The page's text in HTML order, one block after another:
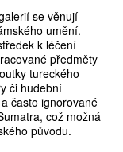
se věnují
umění.
k léčení
předměty
tureckého
či hudební
často ignorované
což možná
původu.